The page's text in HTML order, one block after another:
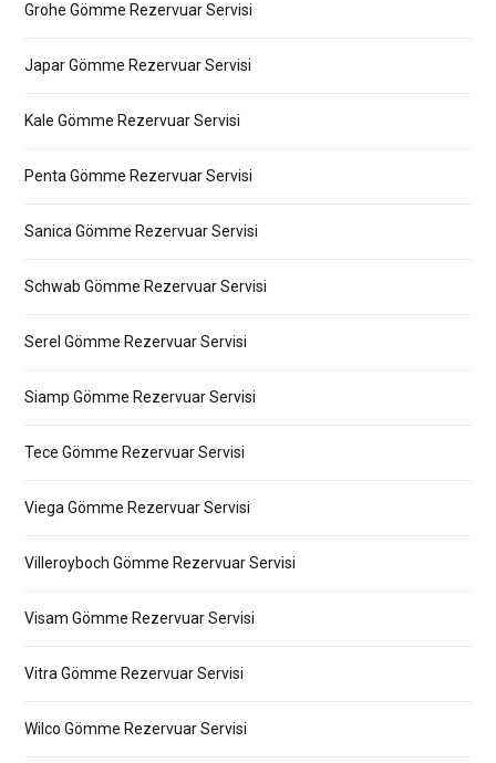
Grohe Gömme Rezervuar Servisi
Japar Gömme Rezervuar Servisi
Kale Gömme Rezervuar Servisi
Penta Gömme Rezervuar Servisi
Sanica Gömme Rezervuar Servisi
Schwab Gömme Rezervuar Servisi
Serel Gömme Rezervuar Servisi
Siamp Gömme Rezervuar Servisi
Tece Gömme Rezervuar Servisi
Viega Gömme Rezervuar Servisi
Villeroyboch Gömme Rezervuar Servisi
Visam Gömme Rezervuar Servisi
Vitra Gömme Rezervuar Servisi
Wilco Gömme Rezervuar Servisi